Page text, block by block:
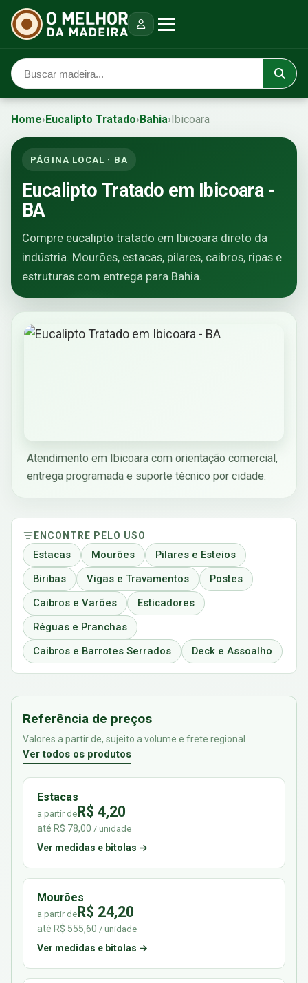
Home›Eucalipto Tratado›Bahia›Ibicoara
PÁGINA LOCAL · BA
Eucalipto Tratado em Ibicoara -
BA
Compre eucalipto tratado em Ibicoara direto da
indústria. Mourões, estacas, pilares, caibros, ripas e
estruturas com entrega para Bahia.
Atendimento em Ibicoara com orientação comercial,
entrega programada e suporte técnico por cidade.
ENCONTRE PELO USO
Estacas Mourões
Pilares e Esteios
Biribas
Vigas e Travamentos
Postes
Caibros e Varões
Esticadores
Réguas e Pranchas
Caibros e Barrotes Serrados
Deck e Assoalho
Referência de preços
Valores a partir de, sujeito a volume e frete regional
Ver todos os produtos
Estacas
a partir deR$ 4,20
até R$ 78,00 / unidade
Ver medidas e bitolas →
Mourões
a partir deR$ 24,20
até R$ 555,60 / unidade
Ver medidas e bitolas →